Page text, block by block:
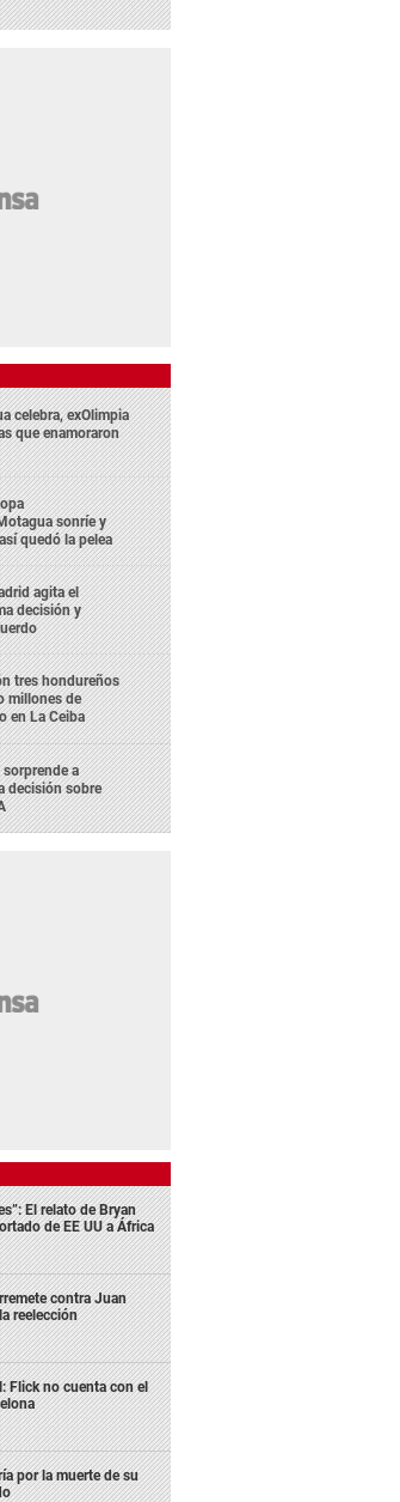
celebra, exOlimpia
que enamoraron
sonríe y
quedó la pelea
agita el
decisión y
tres hondureños
millones de
en La Ceiba
a
decisión sobre
El relato de Bryan
de EE UU a África
contra Juan
reelección
Flick no cuenta con el
por la muerte de su